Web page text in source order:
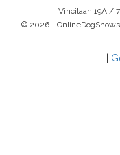
Vincilaan 19A /
© 2026 -